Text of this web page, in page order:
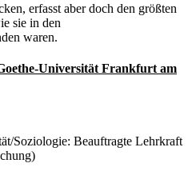
erfasst aber doch den größten
sie in den
waren.
Universität Frankfurt am
Soziologie: Beauftragte Lehrkraft